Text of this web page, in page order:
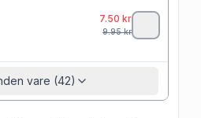
7.50 kr
9.95kr
vare (42)